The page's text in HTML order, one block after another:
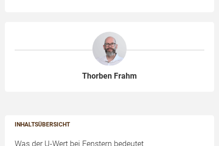
INHALTSÜBERSICHT
Was der U-Wert bei Fenstern bedeutet
Thorben Frahm